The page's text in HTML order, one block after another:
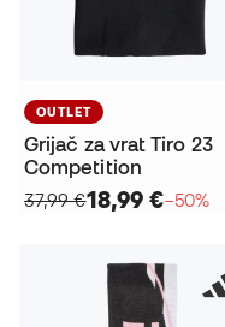
OUTLET
Grijač za vrat Tiro 23
Competition
37,99 €18,99 €−50%